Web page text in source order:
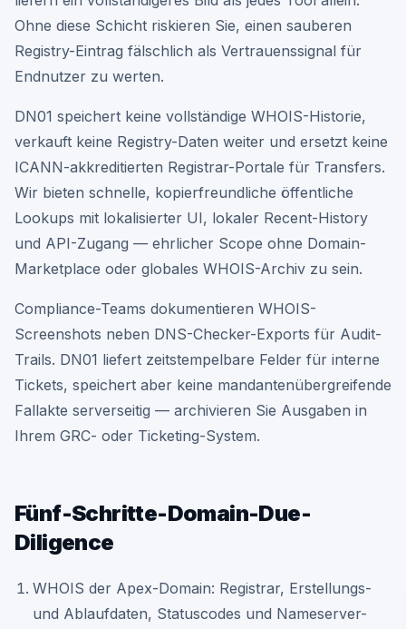
Ohne diese Schicht riskieren Sie, einen sauberen
Registry-Eintrag fälschlich als Vertrauenssignal für
Endnutzer zu werten.
DN01 speichert keine vollständige WHOIS-Historie,
verkauft keine Registry-Daten weiter und ersetzt keine
ICANN-akkreditierten Registrar-Portale für Transfers.
Wir bieten schnelle, kopierfreundliche öffentliche
Lookups mit lokalisierter UI, lokaler Recent-History
und API-Zugang — ehrlicher Scope ohne Domain-
Marketplace oder globales WHOIS-Archiv zu sein.
Compliance-Teams dokumentieren WHOIS-
Screenshots neben DNS-Checker-Exports für Audit-
Trails. DN01 liefert zeitstempelbare Felder für interne
Tickets, speichert aber keine mandantenübergreifende
Fallakte serverseitig — archivieren Sie Ausgaben in
Ihrem GRC- oder Ticketing-System.
Fünf-Schritte-Domain-Due-
Diligence
WHOIS der Apex-Domain: Registrar, Erstellungs-
und Ablaufdaten, Statuscodes und Nameserver-